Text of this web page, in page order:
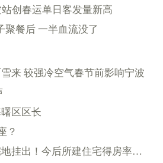
创春运单日客发量新高
聚餐后 一半血流没了
来 较强冷空气春节前影响宁波
区区长
？
宁波市区新年首批宅地挂出！今后所建住宅得房率或超100%